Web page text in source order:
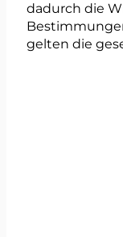
dadurch die
gelten die